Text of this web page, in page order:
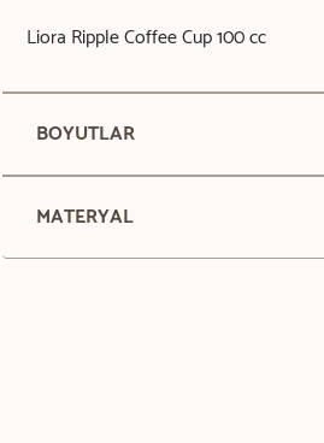
Liora Ripple Coffee Cup 100 cc
BOYUTLAR
MATERYAL